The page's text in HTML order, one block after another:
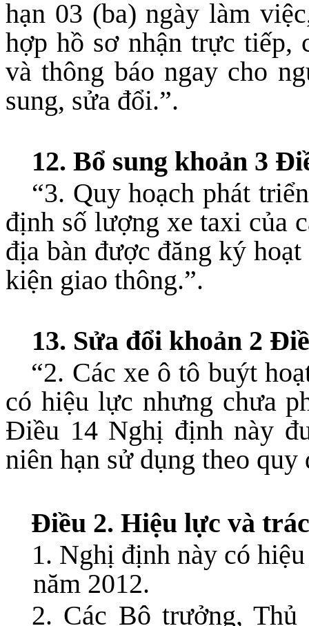
hạn 03 (ba) ngày làm
hợp hồ sơ nhận trực tiếp,
và thông báo ngay cho
sung, sửa đổi.”.
12. Bổ sung khoản 3
“3. Quy hoạch phát
định số lượng xe taxi của
địa bàn được đăng ký
kiện giao thông.”.
13. Sửa đổi khoản 2
“2. Các xe ô tô buýt
có hiệu lực nhưng chưa
Điều 14 Nghị định này
niên hạn sử dụng theo quy
Điều 2. Hiệu lực và
1. Nghị định này có
năm 2012.
2. Các Bộ trưởng,